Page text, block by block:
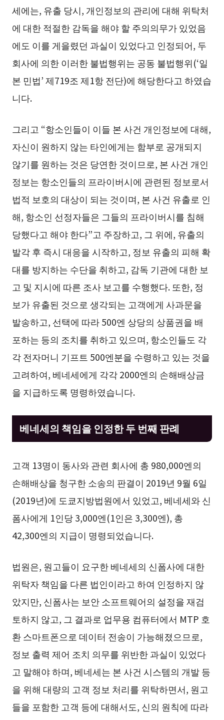
세에는, 유출 당시, 개인정보의 관리에 대해 위탁처
에 대한 적절한 감독을 해야 할 주의의무가 있었음
에도 이를 게을렸던 과실이 있었다고 인정되어, 두
회사에 의한 이러한 불법행위는 공동 불법행위(‘일
본 민법’ 제719조 제1항 전단)에 해당한다고 하였습
니다.
그리고 “항소인들이 이들 본 사건 개인정보에 대해,
자신이 원하지 않는 타인에게는 함부로 공개되지
않기를 원하는 것은 당연한 것이므로, 본 사건 개인
정보는 항소인들의 프라이버시에 관련된 정보로서
법적 보호의 대상이 되는 것이며, 본 사건 유출로 인
해, 항소인 선정자들은 그들의 프라이버시를 침해
당했다고 해야 한다”고 주장하고, 그 위에, 유출의
발각 후 즉시 대응을 시작하고, 정보 유출의 피해 확
대를 방지하는 수단을 취하고, 감독 기관에 대한 보
고 및 지시에 따른 조사 보고를 수행했다. 또한, 정
보가 유출된 것으로 생각되는 고객에게 사과문을
발송하고, 선택에 따라 500엔 상당의 상품권을 배
포하는 등의 조치를 취하고 있으며, 항소인들도 각
각 전자머니 기프트 500엔분을 수령하고 있는 것을
고려하여, 베네세에게 각각 2000엔의 손해배상금
을 지급하도록 명령하였습니다.
베네세의 책임을 인정한 두 번째 판례
고객 13명이 동사와 관련 회사에 총 980,000엔의
손해배상을 청구한 소송의 판결이 2019년 9월 6일
(2019년)에 도쿄지방법원에서 있었고, 베네세와 신
폼사에게 1인당 3,000엔(1인은 3,300엔), 총
42,300엔의 지급이 명령되었습니다.
법원은, 원고들이 요구한 베네세의 신폼사에 대한
위탁자 책임을 다른 법인이라고 하여 인정하지 않
았지만, 신폼사는 보안 소프트웨어의 설정을 재검
토하지 않고, 그 결과로 업무용 컴퓨터에서 MTP 호
환 스마트폰으로 데이터 전송이 가능해졌으므로,
정보 출력 제어 조치 의무를 위반한 과실이 있었다
고 말해야 하며, 베네세는 본 사건 시스템의 개발 등
을 위해 대량의 고객 정보 처리를 위탁하면서, 원고
들을 포함한 고객 등에 대해서도, 신의 원칙에 따라